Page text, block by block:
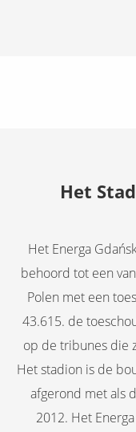
Het
Het Energa
behoord tot een
Polen met een
43.615. de
op de tribunes die
Het stadion is de
afgerond met als
2012. Het